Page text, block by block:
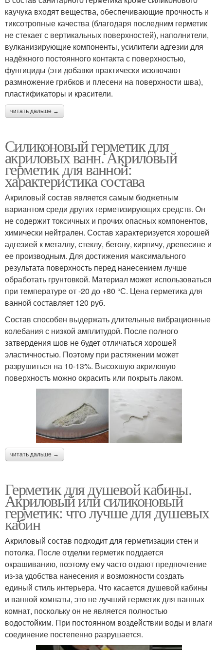
каучука входят вещества, обеспечивающие прочность и
тиксотропные качества (благодаря последним герметик
не стекает с вертикальных поверхностей), наполнители,
вулканизирующие компоненты, усилители адгезии для
надёжного постоянного контакта с поверхностью,
фунгициды (эти добавки практически исключают
размножение грибков и плесени на поверхности шва),
пластификаторы и красители.
читать дальше →
Силиконовый герметик для
акриловых ванн. Акриловый
герметик для ванной:
характеристика состава
Акриловый состав является самым бюджетным
вариантом среди других герметизирующих средств. Он
не содержит токсичных и прочих опасных компонентов,
химически нейтрален. Состав характеризуется хорошей
адгезией к металлу, стеклу, бетону, кирпичу, древесине и
ее производным. Для достижения максимального
результата поверхность перед нанесением лучше
обработать грунтовкой. Материал может использоваться
при температуре от -20 до +80 °С. Цена герметика для
ванной составляет 120 руб.
Состав способен выдержать длительные вибрационные
колебания с низкой амплитудой. После полного
затвердения шов не будет отличаться хорошей
эластичностью. Поэтому при растяжении может
разрушиться на 10-13%. Высохшую акриловую
поверхность можно окрасить или покрыть лаком.
читать дальше →
Герметик для душевой кабины.
Акриловый или силиконовый
герметик: что лучше для душевых
кабин
Акриловый состав подходит для герметизации стен и
потолка. После отделки герметик поддается
окрашиванию, поэтому ему часто отдают предпочтение
из-за удобства нанесения и возможности создать
единый стиль интерьера. Что касается душевой кабины
и ванной комнаты, это не лучший герметик для ванных
комнат, поскольку он не является полностью
водостойким. При постоянном воздействии воды и влаги
соединение постепенно разрушается.